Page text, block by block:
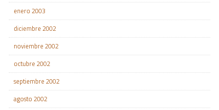
enero 2003
diciembre 2002
noviembre 2002
octubre 2002
septiembre 2002
agosto 2002